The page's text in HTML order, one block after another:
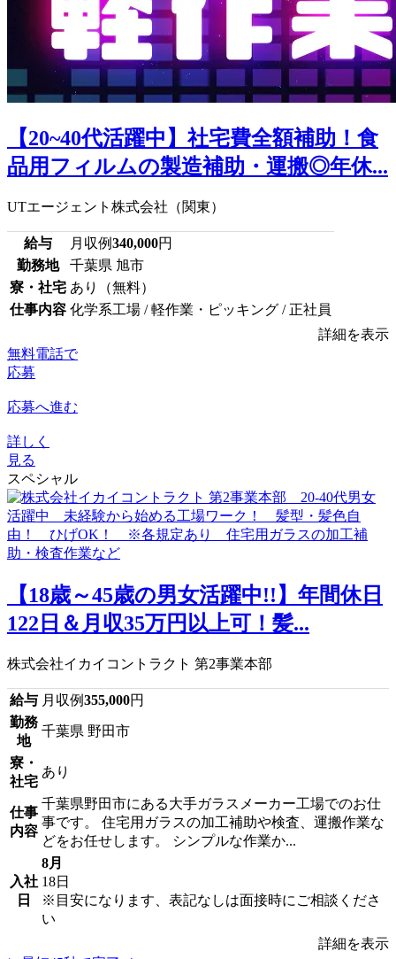
【20~40代活躍中】社宅費全額補助！食
品用フィルムの製造補助・運搬◎年休...
UTエージェント株式会社（関東）
給与 月収例340,000円
勤務地
千葉県 旭市
寮・社宅 あり（無料）
仕事内容 化学系工場 / 軽作業・ピッキング / 正社員
詳細を表示
無料電話で
応募
応募へ進む
詳しく
見る
スペシャル
【18歳～45歳の男女活躍中!!】年間休日
122日＆月収35万円以上可！髪...
株式会社イカイコントラクト 第2事業本部
給与 月収例355,000円
勤務
地
千葉県 野田市
寮・
社宅
あり
仕事
内容
千葉県野田市にある大手ガラスメーカー工場でのお仕
事です。 住宅用ガラスの加工補助や検査、運搬作業な
どをお任せします。 シンプルな作業か...
入社
日
8月
18日
※目安になります、表記なしは面接時にご相談くださ
い
詳細を表示